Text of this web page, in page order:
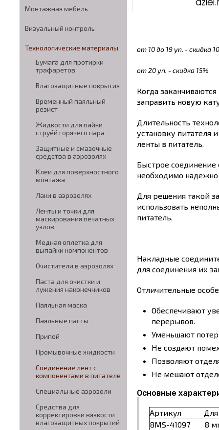
Монтажная мебель
Визуальный контроль
Технологические материалы
Бумага для протирки
трафаретов
Влагозащитные покрытия
Временный паяльный
резист
Жидкости для пайки
струёй горячего пара
Защитные и смазочные
средства в аэрозолях
Клеи для поверхностного
монтажа
Лаки в аэрозолях
Ленты и точки для
маскирования печатных
узлов
Медная оплетка для
выпайки компонентов
Очистители в аэрозолях
Паста для очистки и
лужения наконечников
Паяльная маска
Паяльные пасты
Припой
Промывочные жидкости
Соединение лент с
компонентами в питателе
Специальные аэрозоли
Средства для
корректировки вязкости
влагозащитных покрытий
от 10 до 19 уп. - скидка
от 20 уп. - скидка 15%
Когда
заправить новую
Длительность
установку питателя
ленты в питатель.
Быстрое соединение
необходимо
Для решения такой
использовать
питатель.
Накладные
для соединения их
Отличительные
Обеспечивают
перерывов.
Уменьшают
Не создают
Позволяют
Не мешают
Основные
Артикул
8MS-41097
8